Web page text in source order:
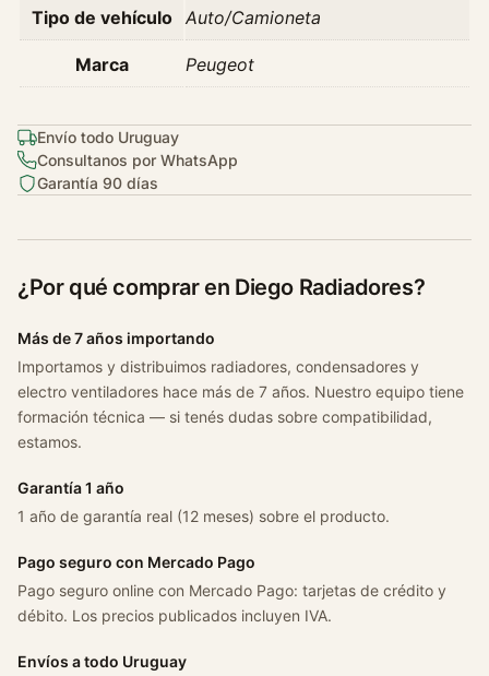
t
a
r
t
e
K
1
.
6
H
d
i
1
8
c
n
Tipo de vehículo Auto/Camioneta
Marca Peugeot
Envío todo Uruguay
Consultanos por WhatsApp
Garantía 90 días
¿Por qué comprar en Diego Radiadores?
Más de 7 años importando
Importamos y distribuimos radiadores, condensadores y
electro ventiladores hace más de 7 años. Nuestro equipo tiene
formación técnica — si tenés dudas sobre compatibilidad,
estamos.
Garantía 1 año
1 año de garantía real (12 meses) sobre el producto.
Pago seguro con Mercado Pago
Pago seguro online con Mercado Pago: tarjetas de crédito y
débito. Los precios publicados incluyen IVA.
Envíos a todo Uruguay